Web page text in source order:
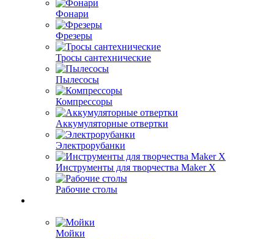
Фонари
Фрезеры
Тросы сантехнические
Пылесосы
Компрессоры
Аккумуляторные отвертки
Электрорубанки
Инструменты для творчества Maker X
Рабочие столы
Мойки